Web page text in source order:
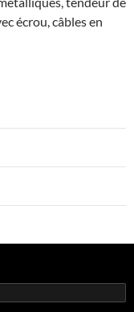
écrou, câbles en